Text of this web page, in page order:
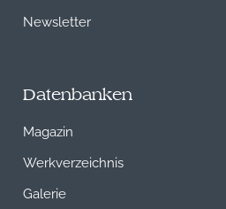
Newsletter
Datenbanken
Magazin
Werkverzeichnis
Galerie